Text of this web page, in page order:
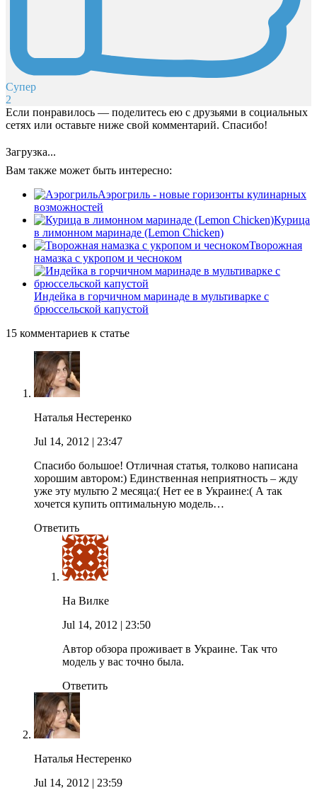
Супер
2
Если понравилось — поделитесь ею с друзьями в социальных
сетях или оставьте ниже свой комментарий. Спасибо!
Загрузка...
Вам также может быть интересно:
Аэрогриль - новые горизонты кулинарных
возможностей
Курица
в лимонном маринаде (Lemon Chicken)
Творожная
намазка с укропом и чесноком
Индейка в горчичном маринаде в мультиварке с
брюссельской капустой
15 комментариев к статье
Наталья Нестеренко
Jul 14, 2012 | 23:47
Спасибо большое! Отличная статья, толково написана
хорошим автором:) Единственная неприятность – жду
уже эту мультю 2 месяца:( Нет ее в Украине:( А так
хочется купить оптимальную модель…
Ответить
На Вилке
Jul 14, 2012 | 23:50
Автор обзора проживает в Украине. Так что
модель у вас точно была.
Ответить
Наталья Нестеренко
Jul 14, 2012 | 23:59